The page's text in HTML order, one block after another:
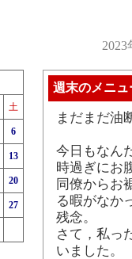
土
6
13
20
27
週末のメニュ
まだまだ油
今日もなん
時過ぎにお
同僚からお
る暇がなか
残念。
さて，私っ
いました。